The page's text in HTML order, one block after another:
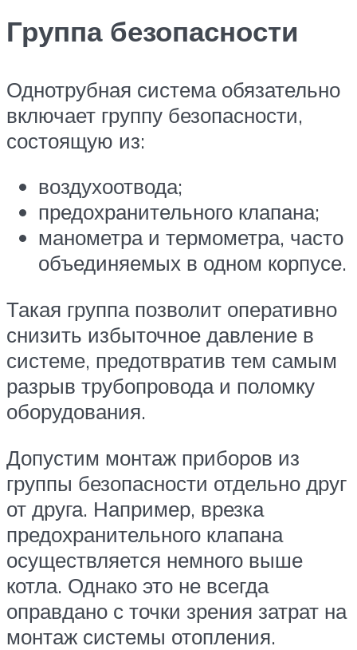
Группа безопасности
Однотрубная система обязательно
включает группу безопасности,
состоящую из:
воздухоотвода;
предохранительного клапана;
манометра и термометра, часто
объединяемых в одном корпусе.
Такая группа позволит оперативно
снизить избыточное давление в
системе, предотвратив тем самым
разрыв трубопровода и поломку
оборудования.
Допустим монтаж приборов из
группы безопасности отдельно друг
от друга. Например, врезка
предохранительного клапана
осуществляется немного выше
котла. Однако это не всегда
оправдано с точки зрения затрат на
монтаж системы отопления.